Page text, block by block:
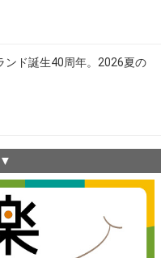
ンド誕生40周年。2026夏の